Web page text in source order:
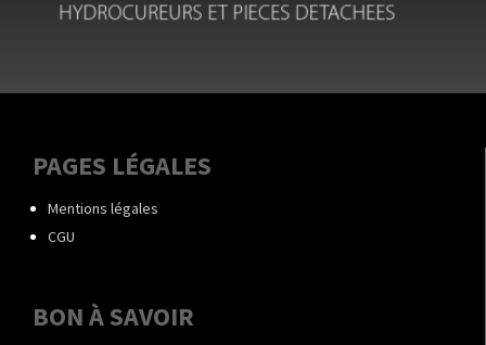
PAGES LÉGALES
Mentions légales
CGU
BON À SAVOIR